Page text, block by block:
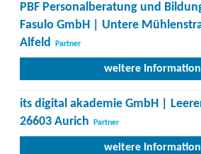
PBF Personalberatung und
Fasulo GmbH | Untere
Alfeld
Partner
weitere
its digital akademie GmbH |
26603 Aurich
Partner
weitere